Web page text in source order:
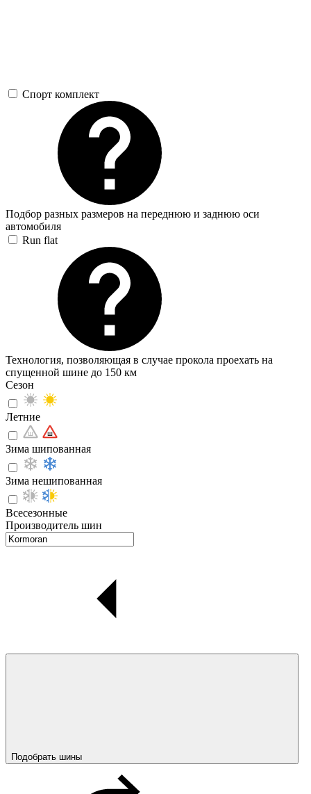
Спорт комплект
Подбор разных размеров на переднюю и заднюю оси
автомобиля
Run flat
Технология, позволяющая в случае прокола проехать на
спущенной шине до 150 км
Сезон
Летние
Зима шипованная
Зима нешипованная
Всесезонные
Производитель шин
Подобрать шины